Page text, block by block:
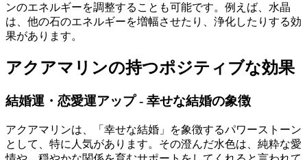
ンのエネルギーを調整することも可能です。例えば、水晶
は、他の石のエネルギーを増幅させたり、浄化したりする効
果があります。
アクアマリンの持つポジティブな効果
結婚運・恋愛運アップ - 幸せな結婚の象徴
アクアマリンは、「幸せな結婚」を象徴するパワーストーン
として、特に人気があります。その澄んだ水色は、純粋な愛